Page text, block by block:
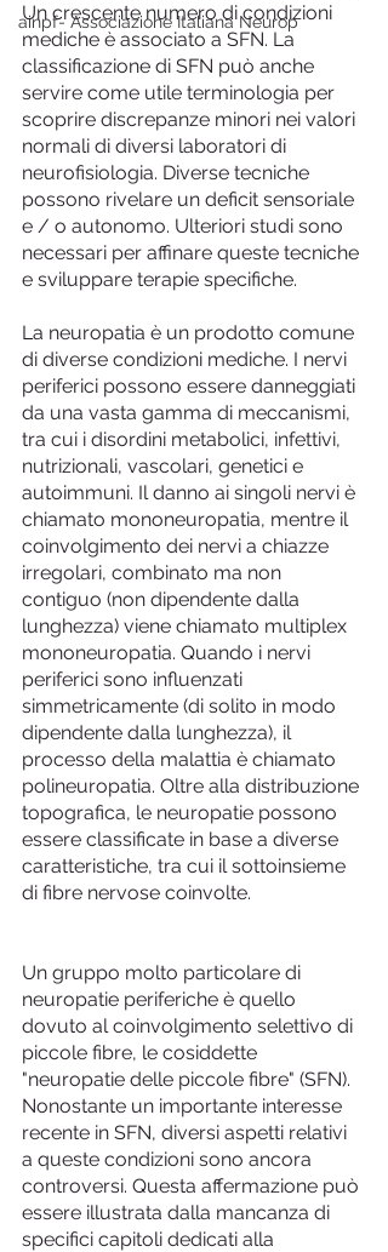
ainpf- Associazione Italiana Neurop
Un crescente numero di condizioni
mediche è associato a SFN. La
classificazione di SFN può anche
servire come utile terminologia per
scoprire discrepanze minori nei valori
normali di diversi laboratori di
neurofisiologia. Diverse tecniche
possono rivelare un deficit sensoriale
e / o autonomo. Ulteriori studi sono
necessari per affinare queste tecniche
e sviluppare terapie specifiche.
La neuropatia è un prodotto comune
di diverse condizioni mediche. I nervi
periferici possono essere danneggiati
da una vasta gamma di meccanismi,
tra cui i disordini metabolici, infettivi,
nutrizionali, vascolari, genetici e
autoimmuni. Il danno ai singoli nervi è
chiamato mononeuropatia, mentre il
coinvolgimento dei nervi a chiazze
irregolari, combinato ma non
contiguo (non dipendente dalla
lunghezza) viene chiamato multiplex
mononeuropatia. Quando i nervi
periferici sono influenzati
simmetricamente (di solito in modo
dipendente dalla lunghezza), il
processo della malattia è chiamato
polineuropatia. Oltre alla distribuzione
topografica, le neuropatie possono
essere classificate in base a diverse
caratteristiche, tra cui il sottoinsieme
di fibre nervose coinvolte.
Un gruppo molto particolare di
neuropatie periferiche è quello
dovuto al coinvolgimento selettivo di
piccole fibre, le cosiddette
"neuropatie delle piccole fibre" (SFN).
Nonostante un importante interesse
recente in SFN, diversi aspetti relativi
a queste condizioni sono ancora
controversi. Questa affermazione può
essere illustrata dalla mancanza di
specifici capitoli dedicati alla